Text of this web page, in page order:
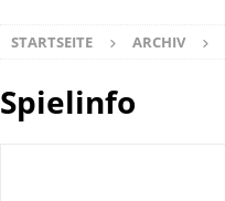
STARTSEITE ARCHIV
Spielinfo